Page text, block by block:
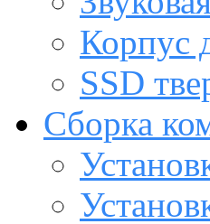
Корпус
SSD
Сборка